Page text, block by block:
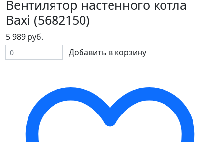
Вентилятор настенного котла
Baxi (5682150)
5 989 руб.
Добавить в корзину